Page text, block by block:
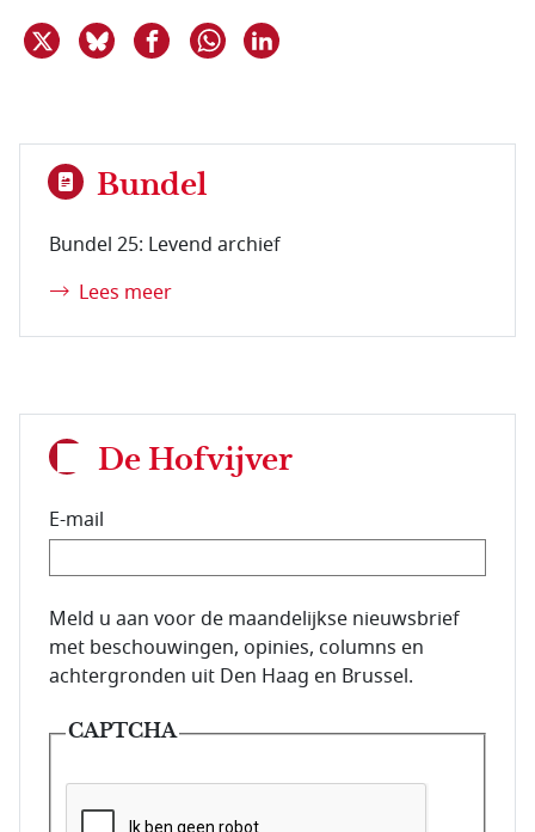
Deel dit item op X
Deel dit item op Bluesky
Deel dit item op Facebook
Delen via WhatsApp
Bundel
Bundel 25: Levend archief
Lees meer
De Hofvijver
E-mail
E-mailadres van de abonnee.
Meld u aan voor de maandelijkse nieuwsbrief
met beschouwingen, opinies, columns en
achtergronden uit Den Haag en Brussel.
CAPTCHA